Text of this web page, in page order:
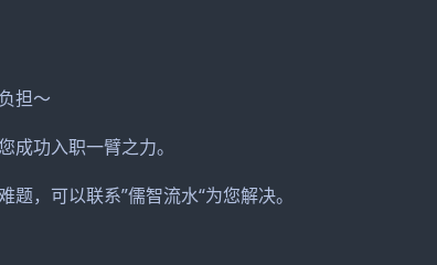
担～
功入职一臂之力。
，可以联系”儒智流水“为您解决。